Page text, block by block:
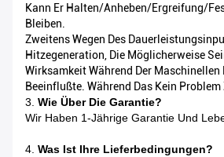
Kann Er Halten/Anheben/Ergreifung/
Bleiben.
Zweitens Wegen Des
Hitzegeneration, Die Möglicherweise
Wirksamkeit Während Der Maschinellen
Beeinflußte. Während Das Kein Problem
3. Wie Über Die Garantie?
Wir Haben 1-Jährige Garantie Und
4. Was Ist Ihre Lieferbedingungen?